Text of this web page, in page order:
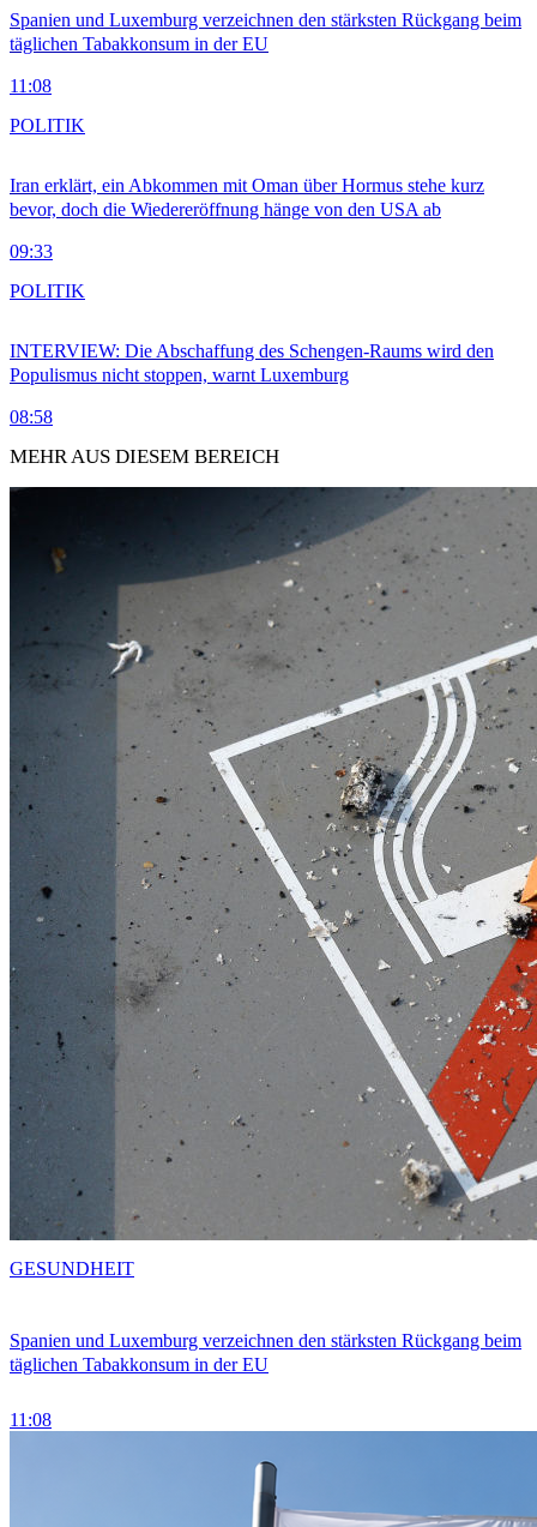
Spanien und Luxemburg verzeichnen den stärksten Rückgang beim
täglichen Tabakkonsum in der EU
11:08
Iran erklärt, ein Abkommen mit Oman über Hormus stehe kurz
bevor, doch die Wiedereröffnung hänge von den USA ab
09:33
POLITIK
INTERVIEW: Die Abschaffung des Schengen-Raums wird den
Populismus nicht stoppen, warnt Luxemburg
08:58
POLITIK
MEHR AUS DIESEM BEREICH
Spanien und Luxemburg verzeichnen den stärksten Rückgang beim
täglichen Tabakkonsum in der EU
11:08
GESUNDHEIT